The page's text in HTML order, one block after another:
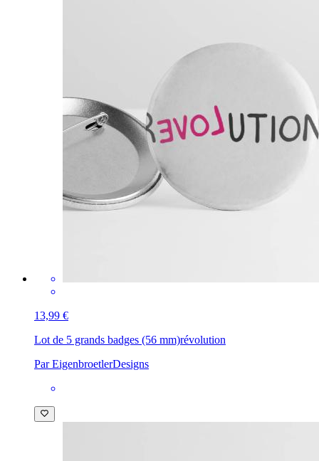
13,99 €
Lot de 5 grands badges (56 mm)révolution
Par EigenbroetlerDesigns